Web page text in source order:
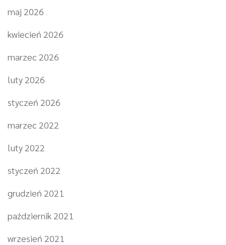
maj 2026
kwiecień 2026
marzec 2026
luty 2026
styczeń 2026
marzec 2022
luty 2022
styczeń 2022
grudzień 2021
październik 2021
wrzesień 2021